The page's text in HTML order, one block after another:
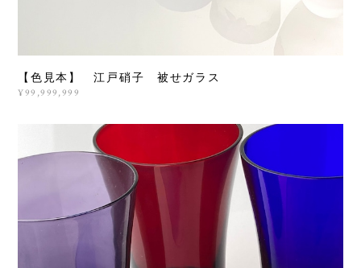
【色見本】 江戸硝子 被せガラス
¥99,999,999